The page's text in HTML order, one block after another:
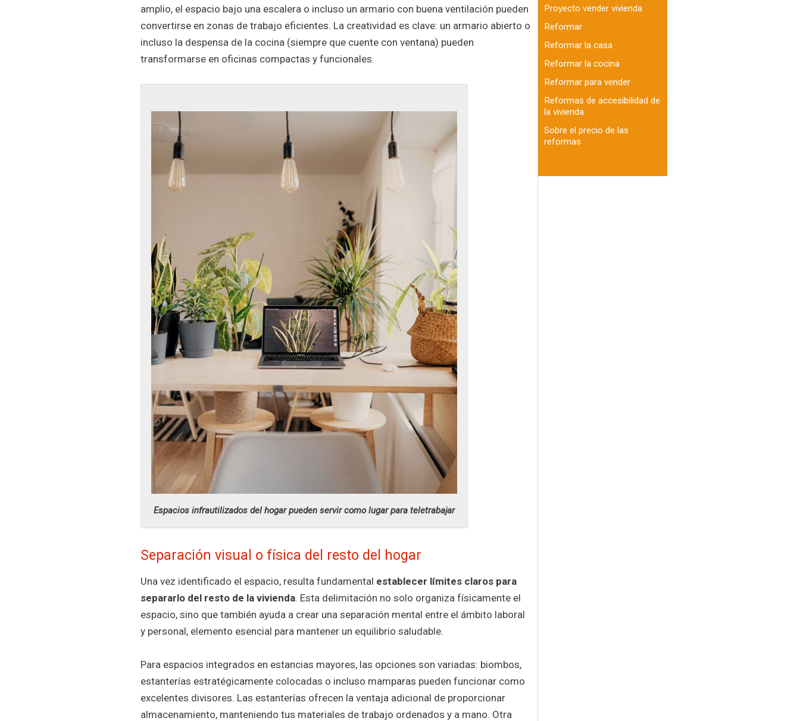
amplio, el espacio bajo una escalera o incluso un armario con buena ventilación pueden
convertirse en zonas de trabajo eficientes. La creatividad es clave: un armario abierto o
incluso la despensa de la cocina (siempre que cuente con ventana) pueden
transformarse en oficinas compactas y funcionales.
Espacios infrautilizados del hogar pueden servir como lugar para teletrabajar
Separación visual o física del resto del hogar
Una vez identificado el espacio, resulta fundamental establecer límites claros para
separarlo del resto de la vivienda. Esta delimitación no solo organiza físicamente el
espacio, sino que también ayuda a crear una separación mental entre el ámbito laboral
y personal, elemento esencial para mantener un equilibrio saludable.
Para espacios integrados en estancias mayores, las opciones son variadas: biombos,
estanterías estratégicamente colocadas o incluso mamparas pueden funcionar como
excelentes divisores. Las estanterías ofrecen la ventaja adicional de proporcionar
almacenamiento, manteniendo tus materiales de trabajo ordenados y a mano. Otra
Proyecto vender vivienda
Reformar
Reformar la casa
Reformar la cocina
Reformar para vender
Reformas de accesibilidad de
la vivienda
Sobre el precio de las
reformas